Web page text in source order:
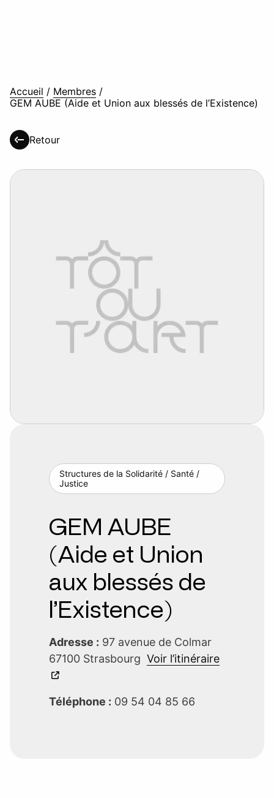
Accueil / Membres /
GEM AUBE (Aide et Union aux blessés de l’Existence)
Retour
Structures de la Solidarité / Santé /
Justice
GEM AUBE
(Aide et Union
aux blessés de
l’Existence)
Adresse : 97 avenue de Colmar
67100 Strasbourg Voir l’itinéraire
Téléphone : 09 54 04 85 66